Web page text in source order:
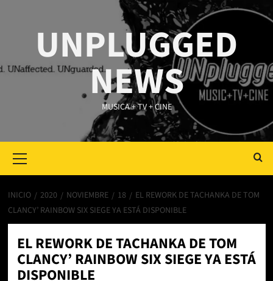
UNPLUGGED
NEWS
MUSICA + TV + CINE
Menu
INICIO 2020 NOVIEMBRE 18
EL REWORK DE TACHANKA DE TOM
CLANCY’ RAINBOW SIX SIEGE YA ESTÁ DISPONIBLE
EL REWORK DE TACHANKA DE TOM
CLANCY’ RAINBOW SIX SIEGE YA ESTÁ
DISPONIBLE